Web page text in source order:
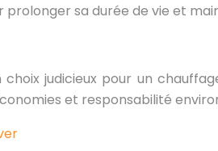
sa durée de vie et
judicieux pour un
et responsabilité